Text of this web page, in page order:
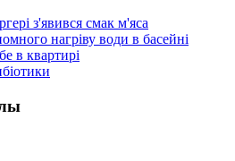
з'явився смак м'яса
нагріву води в басейні
в квартирі